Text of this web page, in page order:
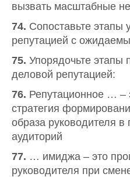
вызвать масштабные
74. Сопоставьте этапы
репутацией с
75. Упорядочьте этапы
деловой репутацией:
76. Репутационное … –
стратегия
образа руководителя в
аудиторий
77. … имиджа – это
руководителя при